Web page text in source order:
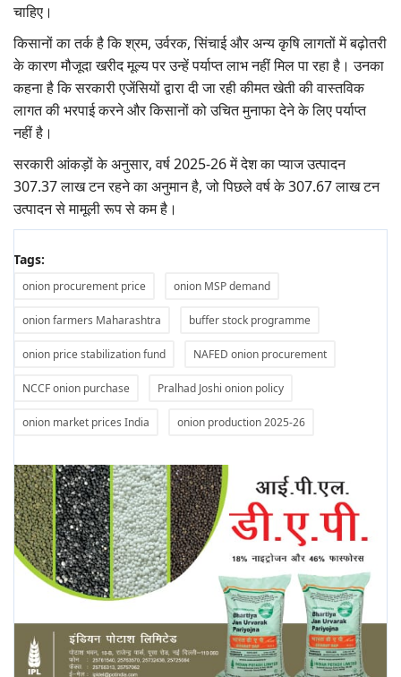
चाहिए।
किसानों का तर्क है कि श्रम, उर्वरक, सिंचाई और अन्य कृषि लागतों में बढ़ोतरी
के कारण मौजूदा खरीद मूल्य पर उन्हें पर्याप्त लाभ नहीं मिल पा रहा है। उनका
कहना है कि सरकारी एजेंसियों द्वारा दी जा रही कीमत खेती की वास्तविक
लागत की भरपाई करने और किसानों को उचित मुनाफा देने के लिए पर्याप्त
नहीं है।
सरकारी आंकड़ों के अनुसार, वर्ष 2025-26 में देश का प्याज उत्पादन
307.37 लाख टन रहने का अनुमान है, जो पिछले वर्ष के 307.67 लाख टन
उत्पादन से मामूली रूप से कम है।
Tags:
onion procurement price onion MSP demand
onion farmers Maharashtra buffer stock programme
onion price stabilization fund NAFED onion procurement
NCCF onion purchase Pralhad Joshi onion policy
onion market prices India onion production 2025-26